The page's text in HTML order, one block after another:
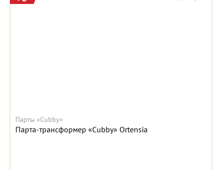
Парты «Cubby»
Парта-трансформер «Cubby» Ortensia